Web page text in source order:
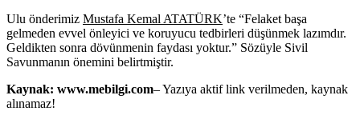
Ulu önderimiz Mustafa Kemal ATATÜRK’te “Felaket başa
gelmeden evvel önleyici ve koruyucu tedbirleri düşünmek lazımdır.
Geldikten sonra dövünmenin faydası yoktur.” Sözüyle Sivil
Savunmanın önemini belirtmiştir.
Kaynak: www.mebilgi.com– Yazıya aktif link verilmeden, kaynak
alınamaz!